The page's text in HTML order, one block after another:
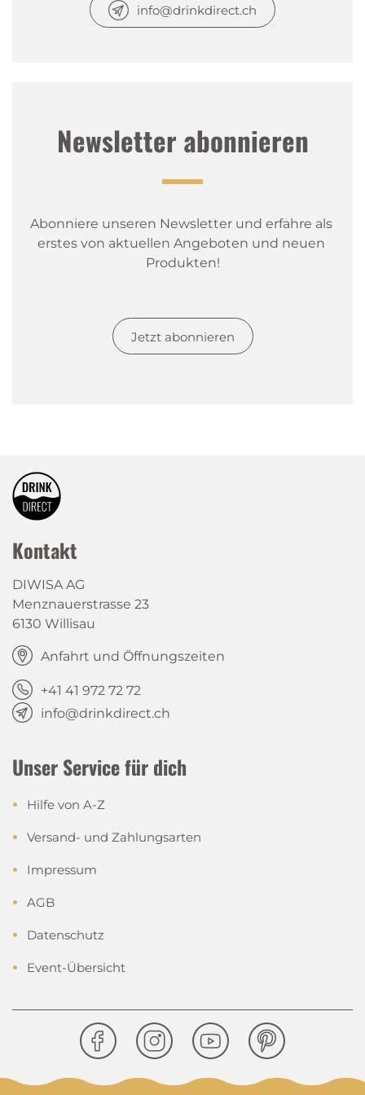
info@drinkdirect.ch
Newsletter abonnieren
Abonniere unseren Newsletter und erfahre als
erstes von aktuellen Angeboten und neuen
Produkten!
Jetzt abonnieren
Kontakt
DIWISA AG
Menznauerstrasse 23
6130 Willisau
Anfahrt und Öffnungszeiten
+41 41 972 72 72
info@drinkdirect.ch
Unser Service für dich
Hilfe von A-Z
Versand- und Zahlungsarten
Impressum
AGB
Datenschutz
Event-Übersicht